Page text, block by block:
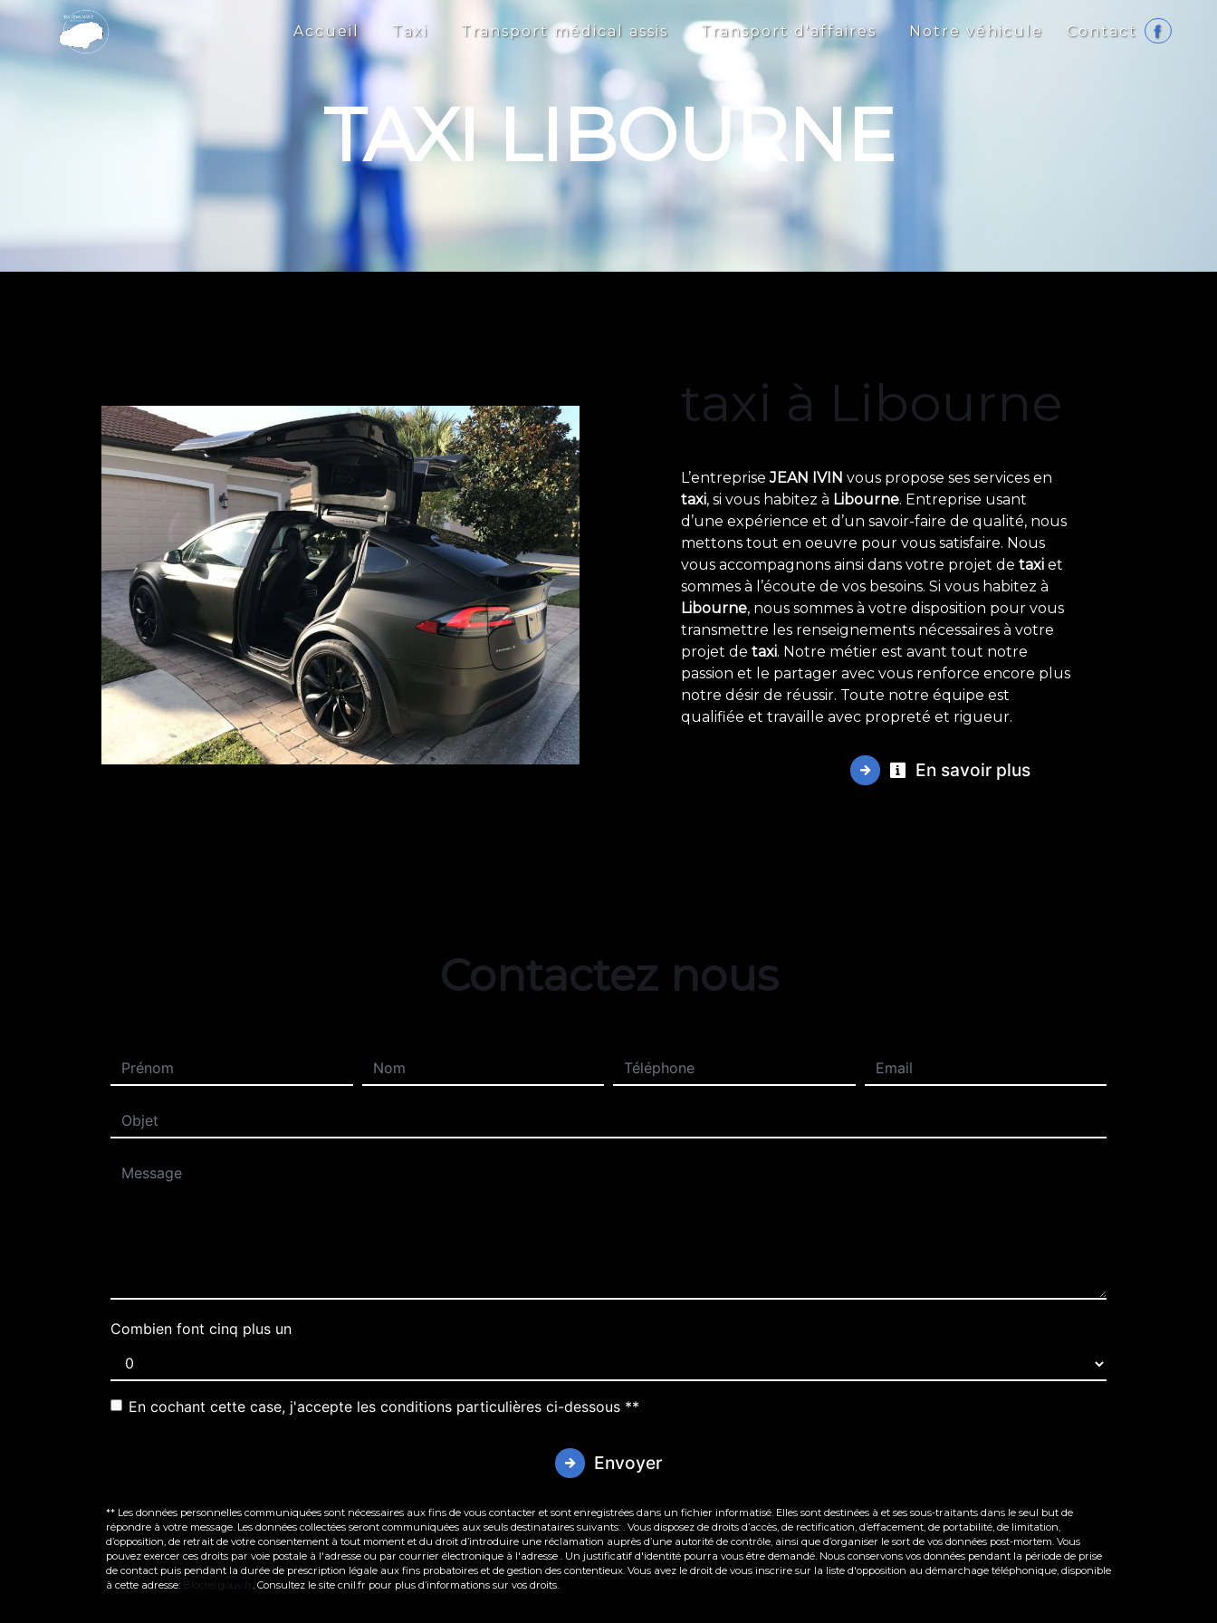
Accueil Taxi Transport médical assis Transport d'affaires Notre véhicule Contact
TAXI LIBOURNE
taxi à Libourne
L’entrepriseJEAN IVIN vous propose ses services en
taxi, si vous habitez à Libourne. Entreprise usant
d’une expérience et d’un savoir-faire de qualité, nous
mettons tout en oeuvre pour vous satisfaire. Nous
vous accompagnons ainsi dans votre projet de taxi et
sommes à l’écoute de vos besoins. Si vous habitez à
Libourne, nous sommes à votre disposition pour vous
transmettre les renseignements nécessaires à votre
projet de taxi. Notre métier est avant tout notre
passion et le partager avec vous renforce encore plus
notre désir de réussir. Toute notre équipe est
qualifiée et travaille avec propreté et rigueur.
En savoir plus
Contactez nous
Combien font cinq plus un
En cochant cette case, j'accepte les conditions particulières ci-dessous **
Envoyer
** Les données personnelles communiquées sont nécessaires aux fins de vous contacter et sont enregistrées dans un fichier informatisé. Elles sont destinées à et ses sous-traitants dans le seul but de
répondre à votre message. Les données collectées seront communiquées aux seuls destinataires suivants: . Vous disposez de droits d’accès, de rectification, d’effacement, de portabilité, de limitation,
d’opposition, de retrait de votre consentement à tout moment et du droit d’introduire une réclamation auprès d’une autorité de contrôle, ainsi que d’organiser le sort de vos données post-mortem. Vous
pouvez exercer ces droits par voie postale à l'adresse ou par courrier électronique à l'adresse . Un justificatif d'identité pourra vous être demandé. Nous conservons vos données pendant la période de prise
de contact puis pendant la durée de prescription légale aux fins probatoires et de gestion des contentieux. Vous avez le droit de vous inscrire sur la liste d'opposition au démarchage téléphonique, disponible
à cette adresse: Bloctel.gouv.fr . Consultez le site cnil.fr pour plus d’informations sur vos droits.
Panneau de gestion des cookies